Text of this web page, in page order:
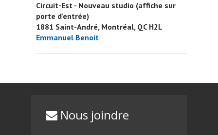
Circuit-Est - Nouveau studio (affiche sur
porte d’entrée)
1881 Saint-André, Montréal, QC H2L
Emmanuel Benoit
Nous joindre